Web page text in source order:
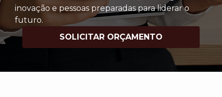
inovação e pessoas preparadas para liderar o
futuro.
SOLICITAR ORÇAMENTO